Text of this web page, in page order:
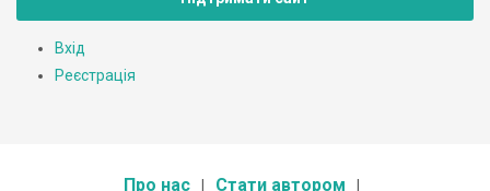
Вхід
Реєстрація
Про нас Стати автором